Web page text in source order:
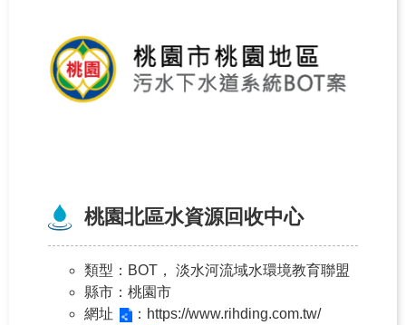
桃園北區水資源回收中心
類型 ：BOT， 淡水河流域水環境教育聯盟
縣市 ：桃園市
網址
：https://www.rihding.com.tw/